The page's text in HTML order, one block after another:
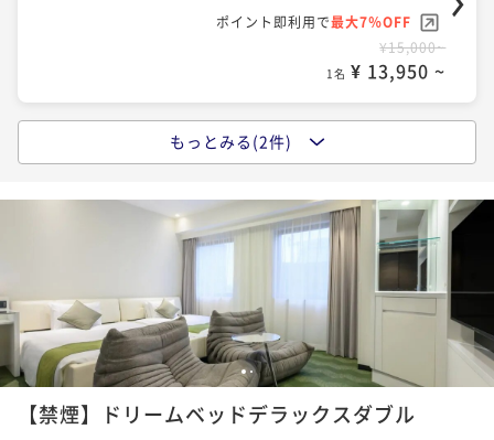
ポイント即利用で最大7％OFF
¥15,000~
1名 ¥ 13,950 ~
CANVAS STAY（朝食付き）
朝食付き 現地決済可 事前決済可
IN 15:00 - 25:00 OUT11:00
ポイント即利用で最大7％OFF
¥17,600~
1名 ¥ 16,368 ~
ポイントアップ
【連泊割引 CANVAS STAY】 ◆室料のみ◆
素泊まり 現地決済可 事前決済可
IN 15:00 - 26:00 OUT11:00
もっとみる(2件)
12
【禁煙】ドリームベッドデラックスダブル